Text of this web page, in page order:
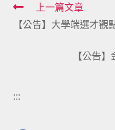
Read
more
上一篇文章
【公告】大學端選才
【公告
:::